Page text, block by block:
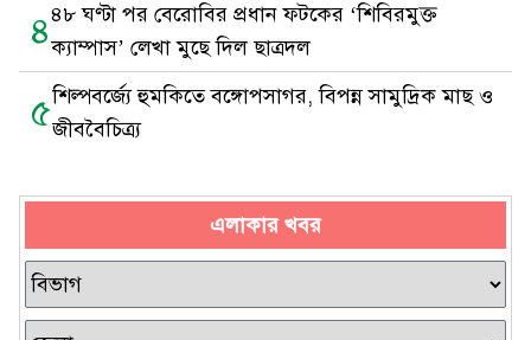
৪৪৮ ঘণ্টা পর বেরোবির প্রধান ফটকের ‘শিবিরমুক্ত
ক্যাম্পাস’ লেখা মুছে দিল ছাত্রদল
৫শিল্পবর্জ্যে হুমকিতে বঙ্গোপসাগর, বিপন্ন সামুদ্রিক মাছ ও
জীববৈচিত্র্য
এলাকার খবর